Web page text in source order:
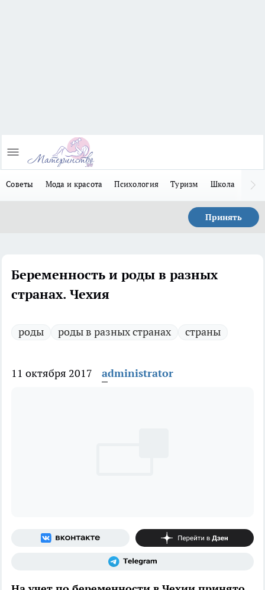
Советы Мода и красота Психология Туризм Школа
Принять
Беременность и роды в разных
странах. Чехия
роды роды в разных странах страны
11 октября 2017 administrator